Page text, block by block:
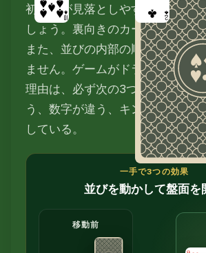
初心者が見落としやすいルールも
しょう。裏向きのカードは絶対に
また、並びの内部の順番を入れ替
ません。ゲームがドラッグを受
理由は、必ず次の3つのどれか
う、数字が違う、キング以外を空
している。
一手で3つの効果
並びを動かして盤面を
移動前